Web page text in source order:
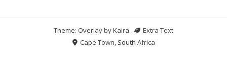
Theme: Overlay byKaira.
Extra Text
Cape Town, South Africa